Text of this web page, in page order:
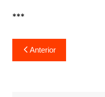
***
Navegação
de
Anterior